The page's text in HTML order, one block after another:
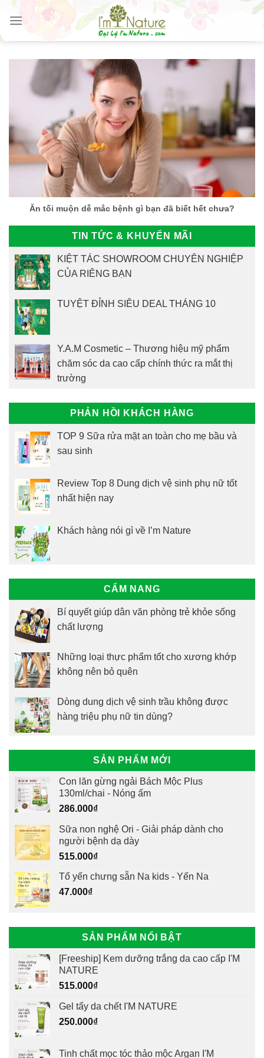
Skip
content
Ăn tối muộn dễ mắc bệnh gì bạn đã biết hết chưa?
TIN TỨC & KHUYẾN MÃI
KIỆT TÁC SHOWROOM CHUYÊN NGHIỆP
CỦA RIÊNG BẠN
TUYỆT ĐỈNH SIÊU DEAL THÁNG 10
Y.A.M Cosmetic – Thương hiệu mỹ phẩm
chăm sóc da cao cấp chính thức ra mắt thị
trường
PHẢN HỒI KHÁCH HÀNG
TOP 9 Sữa rửa mặt an toàn cho mẹ bầu và
sau sinh
Review Top 8 Dung dịch vệ sinh phụ nữ tốt
nhất hiện nay
Khách hàng nói gì về I’m Nature
CẨM NANG
Bí quyết giúp dân văn phòng trẻ khỏe sống
chất lượng
Những loại thực phẩm tốt cho xương khớp
không nên bỏ quên
Dòng dung dịch vệ sinh trầu không được
hàng triệu phụ nữ tin dùng?
SẢN PHẨM MỚI
Con lăn gừng ngải Bách Mộc Plus
130ml/chai - Nóng ấm
286.000₫
Sữa non nghệ Ori - Giải pháp dành cho
người bệnh dạ dày
515.000₫
Tổ yến chưng sẵn Na kids - Yến Na
47.000₫
SẢN PHẨM NỔI BẬT
[Freeship] Kem dưỡng trắng da cao cấp I'M
NATURE
515.000₫
Gel tẩy da chết I'M NATURE
250.000₫
Tinh chất mọc tóc thảo mộc Argan I'M